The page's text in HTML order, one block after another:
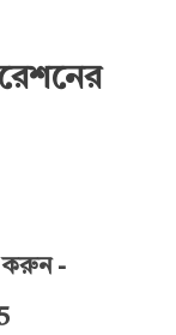
করুন -